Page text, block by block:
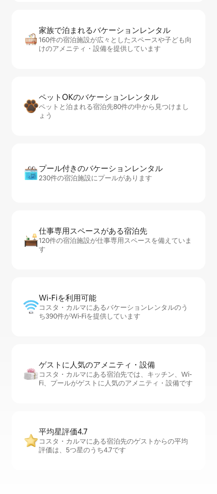
家族で泊まれるバ⁠ケ⁠ー⁠シ⁠ョ⁠ンレ⁠ン⁠タ⁠ル
160件の宿泊施設が広々としたスペースや子ども向
けのアメニティ・設備を提供しています
ペットOKのバ⁠ケ⁠ー⁠シ⁠ョ⁠ンレ⁠ン⁠タ⁠ル
ペットと泊まれる宿泊先80件の中から見つけまし
ょう
プール付きのバ⁠ケ⁠ー⁠シ⁠ョ⁠ンレ⁠ン⁠タ⁠ル
230件の宿泊施設にプールがあります
仕事専用ス⁠ペ⁠ー⁠スがあ⁠る宿⁠泊⁠先
120件の宿泊施設が仕事専用スペースを備えていま
す
Wi-Fiを利⁠用⁠可⁠能
コスタ・カルマにあるバケーションレンタルのう
ち390件がWi-Fiを提供しています
ゲストに人⁠気⁠のア⁠メ⁠ニ⁠テ⁠ィ・設⁠備
コスタ・カルマにある宿泊先では、キッチン、Wi-
Fi、プールがゲストに人気のアメニティ・設備です
平均星評価4.7
コスタ・カルマにある宿泊先のゲストからの平均
評価は、5つ星のうち4.7です